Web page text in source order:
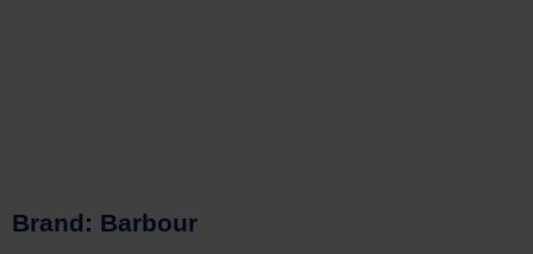
Brand: Barbour